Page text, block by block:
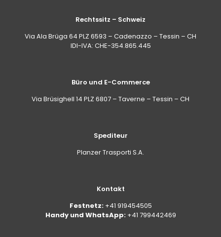
Rechtssitz – Schweiz
Via Ala Brüga 64 PLZ 6593 – Cadenazzo – Tessin – CH
IDI-IVA: CHE-354.865.445
Büro und E-Commerce
Via Brüsighell 14 PLZ 6807 – Taverne – Tessin – CH
Spediteur
Planzer Trasporti S.A.
Kontakt
Festnetz: +41 919454505
Handy und WhatsApp: +41 799442469